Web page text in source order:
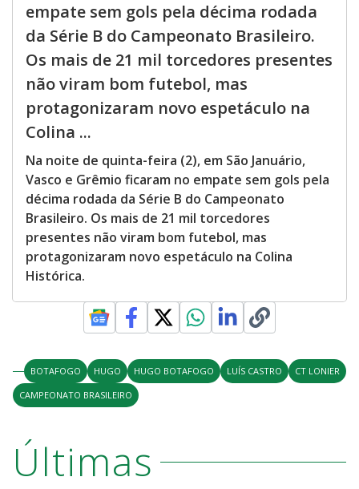
empate sem gols pela décima rodada
da Série B do Campeonato Brasileiro.
Os mais de 21 mil torcedores presentes
não viram bom futebol, mas
protagonizaram novo espetáculo na
Colina ...
Na noite de quinta-feira (2), em São Januário,
Vasco e Grêmio ficaram no empate sem gols pela
décima rodada da Série B do Campeonato
Brasileiro. Os mais de 21 mil torcedores
presentes não viram bom futebol, mas
protagonizaram novo espetáculo na Colina
Histórica.
BOTAFOGO HUGO HUGO BOTAFOGO LUÍS CASTRO
CT LONIER
CAMPEONATO BRASILEIRO
Últimas